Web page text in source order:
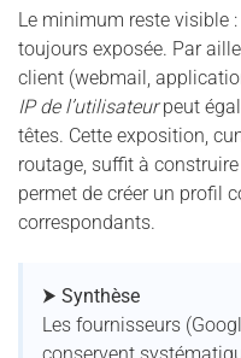
Le minimum reste visible :
toujours exposée. Par
client (webmail,
IP de l’utilisateurpeut
têtes. Cette exposition,
routage, suffit à
permet de créer un profil
correspondants.
⮞ Synthèse
Les fournisseurs